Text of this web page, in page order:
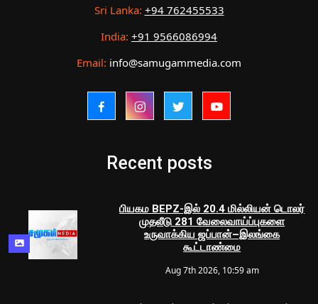
Sri Lanka: +94 762455533
India: +91 9566086994
Email: info@samugammedia.com
Recent posts
பியகம BEPZ-இல் 20.4 மில்லியன் டொலர்
முதலீடு 281 வேலைவாய்ப்புகளை
உருவாக்கிய ஜப்பான்–இலங்கை
கூட்டாண்மை
Aug 7th 2026, 10:59 am